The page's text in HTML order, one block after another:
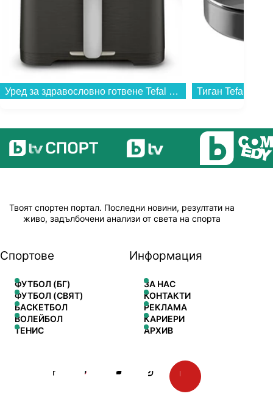
Уред за здравословно готвене Tefal EY866HE1 Easy Fry MEGA...
Твоят спортен портал. Последни новини, резултати на
живо, задълбочени анализи от света на спорта
Спортове
ФУТБОЛ (БГ)
ФУТБОЛ (СВЯТ)
БАСКЕТБОЛ
ВОЛЕЙБОЛ
ТЕНИС
Информация
ЗА НАС
КОНТАКТИ
РЕКЛАМА
КАРИЕРИ
АРХИВ